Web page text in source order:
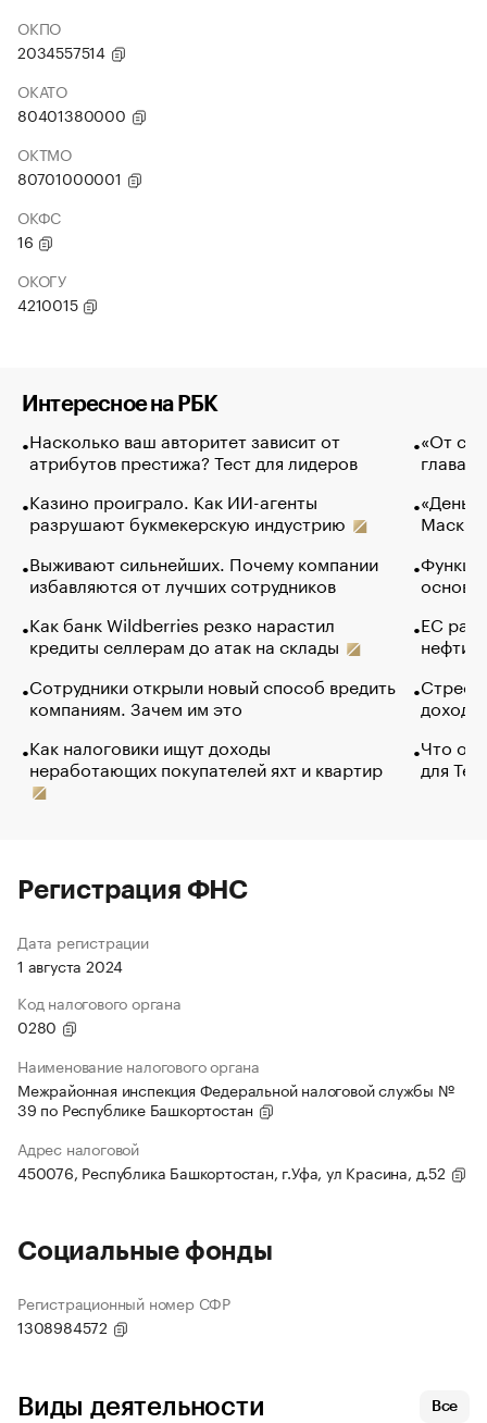
ОКПО
2034557514
ОКАТО
80401380000
ОКТМО
80701000001
ОКФС
16
ОКОГУ
4210015
Интересное на РБК
Насколько ваш авторитет зависит от
атрибутов престижа? Тест для лидеров
Казино проиграло. Как ИИ-агенты
разрушают букмекерскую индустрию
Выживают сильнейших. Почему компании
избавляются от лучших сотрудников
Как банк Wildberries резко нарастил
кредиты селлерам до атак на склады
Сотрудники открыли новый способ вредить
компаниям. Зачем им это
Как налоговики ищут доходы
неработающих покупателей яхт и квартир
«От
глава
Маск в
основ
ЕС
нефти
Что
для
Регистрация ФНС
Дата регистрации
1 августа 2024
Код налогового органа
0280
Наименование налогового органа
Межрайонная инспекция Федеральной налоговой службы №
39 по Республике Башкортостан
Адрес налоговой
450076, Республика Башкортостан, г.Уфа, ул Красина, д.52
Социальные фонды
Регистрационный номер СФР
1308984572
Виды деятельности Все